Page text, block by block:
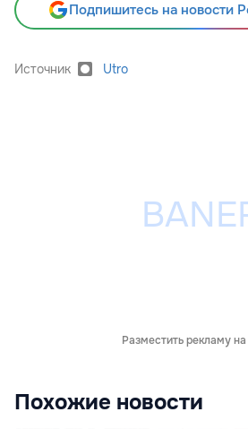
Подпишитесь на новости
Источник Utro
Разместить рекламу
Похожие новости